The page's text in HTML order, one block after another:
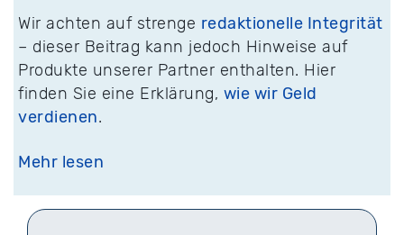
Wir achten auf strenge redaktionelle Integrität
– dieser Beitrag kann jedoch Hinweise auf
Produkte unserer Partner enthalten. Hier
finden Sie eine Erklärung, wie wir Geld
verdienen.
Mehr lesen